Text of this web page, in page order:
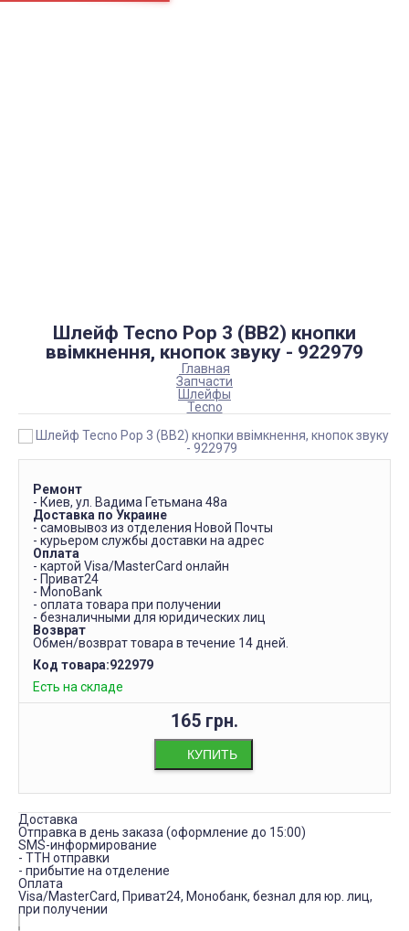
Шлейф Tecno Pop 3 (BB2) кнопки
ввімкнення, кнопок звуку - 922979
Главная
Запчасти
Шлейфы
Tecno
Ремонт
- Киев, ул. Вадима Гетьмана 48а
Доставка по Украине
- самовывоз из отделения Новой Почты
- курьером службы доставки на адрес
Оплата
- картой Visa/MasterCard онлайн
- Приват24
- MonoBank
- оплата товара при получении
- безналичными для юридических лиц
Возврат
Обмен/возврат товара в течение 14 дней.
Код товара:922979
Есть на складе
165 грн.
КУПИТЬ
Доставка
Отправка в день заказа (оформление до 15:00)
SMS-информирование
- ТТН отправки
- прибытие на отделение
Оплата
Visa/MasterCard, Приват24, Монобанк, безнал для юр. лиц,
при получении